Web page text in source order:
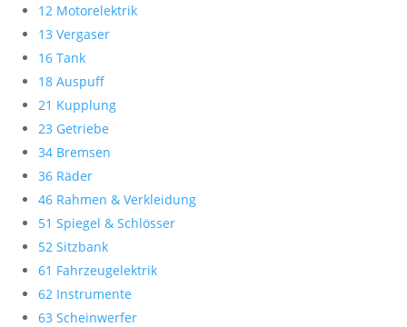
12 Motorelektrik
13 Vergaser
16 Tank
18 Auspuff
21 Kupplung
23 Getriebe
34 Bremsen
36 Räder
46 Rahmen & Verkleidung
51 Spiegel & Schlösser
52 Sitzbank
61 Fahrzeugelektrik
62 Instrumente
63 Scheinwerfer